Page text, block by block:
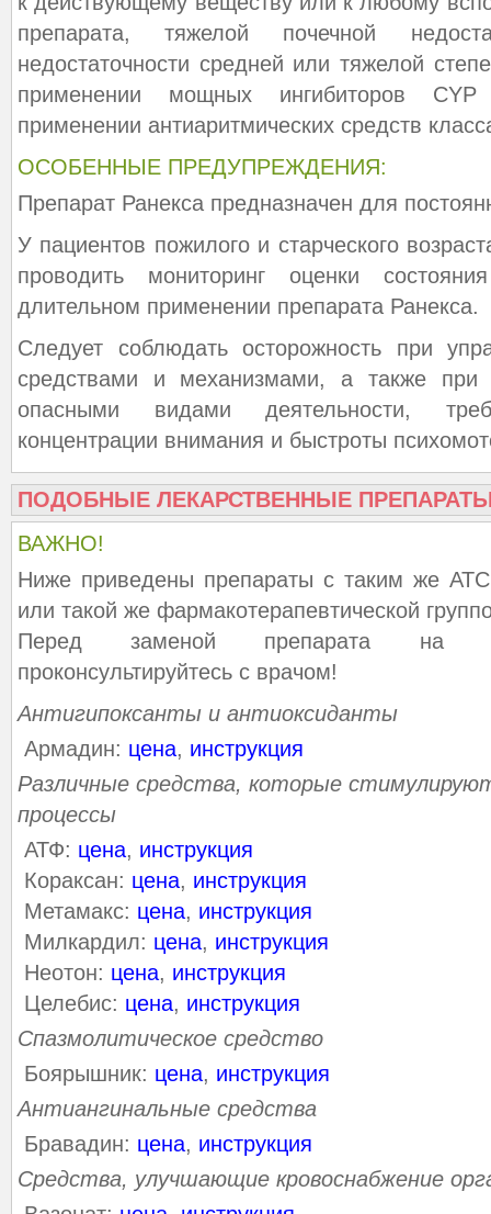
препарата, тяжелой почечной
недостаточности средней или тяжелой
применении мощных ингибиторов
применении антиаритмических средств
ОСОБЕННЫЕ ПРЕДУПРЕЖДЕНИЯ:
Препарат Ранекса предназначен для
У пациентов пожилого и старческого
проводить мониторинг оценки
длительном применении препарата Ранекса.
Следует соблюдать осторожность при
средствами и механизмами, а также при
опасными видами деятельности,
концентрации внимания и быстроты
ПОДОБНЫЕ ЛЕКАРСТВЕННЫЕ
ВАЖНО!
Ниже приведены препараты с таким же
или такой же фармакотерапевтической
Перед заменой препарата на
проконсультируйтесь с врачом!
Антигипоксанты и антиоксиданты
Армадин: цена, инструкция
Различные средства, которые
процессы
АТФ: цена, инструкция
Кораксан: цена, инструкция
Метамакс: цена, инструкция
Милкардил: цена, инструкция
Неотон: цена, инструкция
Целебис: цена, инструкция
Спазмолитическое средство
Боярышник: цена, инструкция
Антиангинальные средства
Бравадин: цена, инструкция
Средства, улучшающие кровоснабжение